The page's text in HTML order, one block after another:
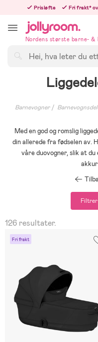
innehållet
Prisløfte Fri frakt*
Nordens største barne- &
Barnevogner
Med en god og romslig
din allerede fra fødselen av.
våre duovogner, slik at
Filtrer
126 resultater.
Fri frakt